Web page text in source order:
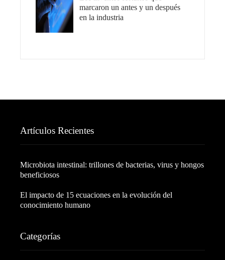
marcaron un antes y un después
en la industria
Artículos Recientes
Microbiota intestinal: trillones de bacterias, virus y hongos
beneficiosos
El impacto de 15 ecuaciones en la evolución del
conocimiento humano
Categorías